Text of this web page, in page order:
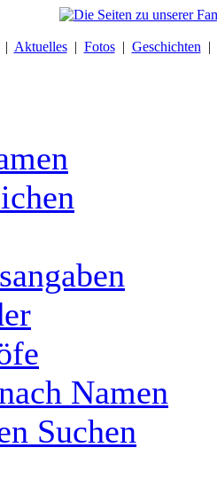
Aktuelles| Fotos| Geschichten |
Namen
Suchen